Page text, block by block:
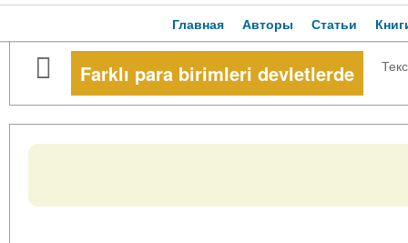
Главная Авторы Статьи
Farklı para birimleri devletlerde